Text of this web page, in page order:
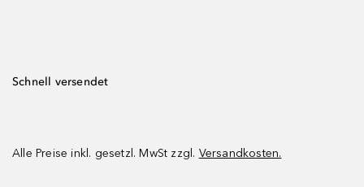
Schnell versendet
Alle Preise inkl. gesetzl. MwSt zzgl. Versandkosten.